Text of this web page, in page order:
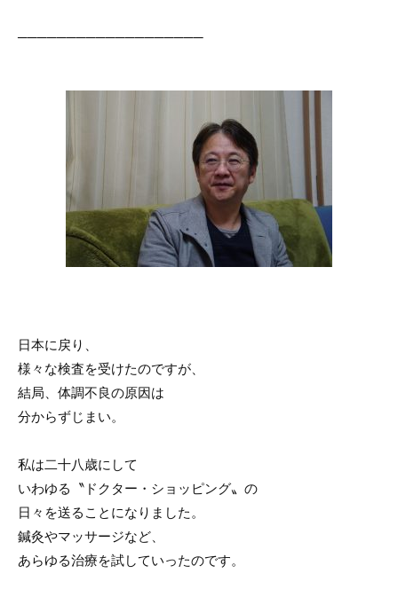
───────────────────
日本に戻り、
様々な検査を受けたのですが、
結局、体調不良の原因は
分からずじまい。
私は二十八歳にして
いわゆる〝ドクター・ショッピング〟の
日々を送ることになりました。
鍼灸やマッサージなど、
あらゆる治療を試していったのです。